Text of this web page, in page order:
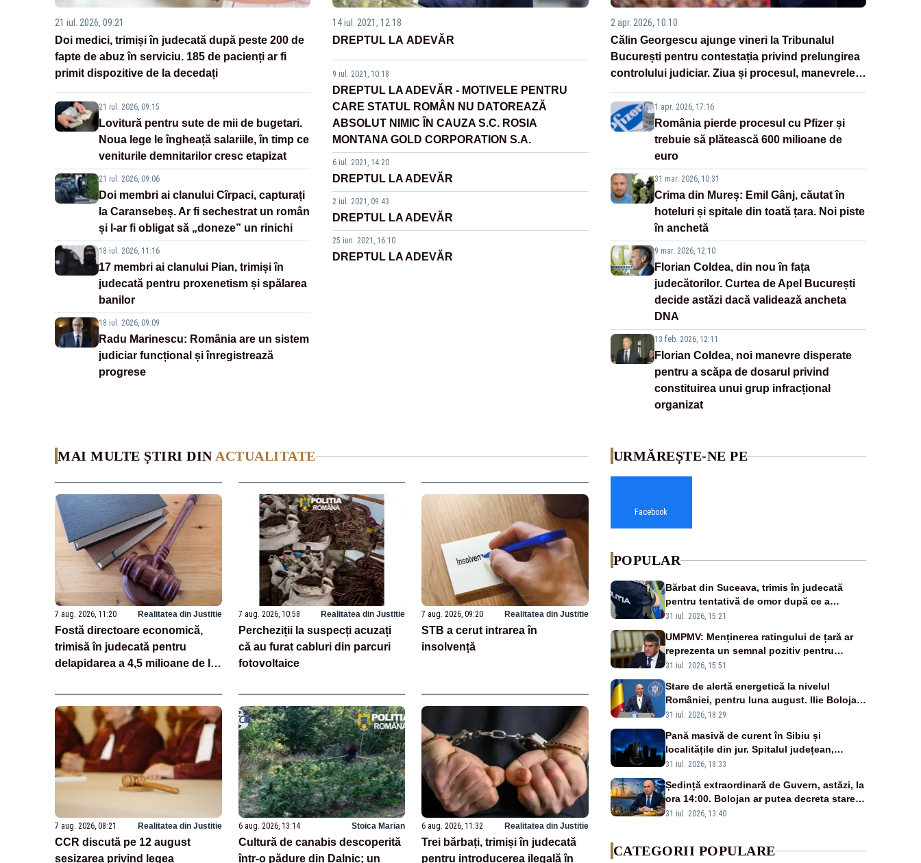
21 iul. 2026, 09:21
Doi medici, trimiși în judecată după peste 200 de
fapte de abuz în serviciu. 185 de pacienți ar fi
primit dispozitive de la decedați
21 iul. 2026, 09:15
Lovitură pentru sute de mii de bugetari.
Noua lege le îngheață salariile, în timp ce
veniturile demnitarilor cresc etapizat
21 iul. 2026, 09:06
Doi membri ai clanului Cîrpaci, capturați
la Caransebeș. Ar fi sechestrat un român
și l-ar fi obligat să „doneze” un rinichi
18 iul. 2026, 11:16
17 membri ai clanului Pian, trimiși în
judecată pentru proxenetism și spălarea
banilor
18 iul. 2026, 09:09
Radu Marinescu: România are un sistem
judiciar funcțional și înregistrează
progrese
14 iul. 2021, 12:18
DREPTUL LA ADEVĂR
9 iul. 2021, 10:18
DREPTUL LA ADEVĂR - MOTIVELE PENTRU
CARE STATUL ROMÂN NU DATOREAZĂ
ABSOLUT NIMIC ÎN CAUZA S.C. ROSIA
MONTANA GOLD CORPORATION S.A.
6 iul. 2021, 14:20
DREPTUL LA ADEVĂR
2 iul. 2021, 09:43
DREPTUL LA ADEVĂR
25 iun. 2021, 16:10
DREPTUL LA ADEVĂR
2 apr. 2026, 10:10
Călin Georgescu ajunge vineri la Tribunalul
București pentru contestația privind prelungirea
controlului judiciar. Ziua și procesul, manevrele
1 apr. 2026, 17:16
România pierde procesul cu Pfizer și
trebuie să plătească 600 milioane de
euro
31 mar. 2026, 10:31
Crima din Mureș: Emil Gânj, căutat în
hoteluri și spitale din toată țara. Noi piste
în anchetă
9 mar. 2026, 12:10
Florian Coldea, din nou în fața
judecătorilor. Curtea de Apel București
decide astăzi dacă validează ancheta
DNA
13 feb. 2026, 12:11
Florian Coldea, noi manevre disperate
pentru a scăpa de dosarul privind
constituirea unui grup infracțional
organizat
MAI MULTE ȘTIRI DIN ACTUALITATE
7 aug. 2026, 11:20 Realitatea din Justitie
Fostă directoare economică,
trimisă în judecată pentru
delapidarea a 4,5 milioane de lei
7 aug. 2026, 10:58 Realitatea din Justitie
Percheziții la suspecți acuzați
că au furat cabluri din parcuri
fotovoltaice
7 aug. 2026, 09:20 Realitatea din Justitie
STB a cerut intrarea în
insolvență
7 aug. 2026, 08:21 Realitatea din Justitie
CCR discută pe 12 august
sesizarea privind legea
6 aug. 2026, 13:14 Stoica Marian
Cultură de canabis descoperită
într-o pădure din Dalnic; un
6 aug. 2026, 11:32 Realitatea din Justitie
Trei bărbați, trimiși în judecată
pentru introducerea ilegală în
URMĂREȘTE-NE PE
Facebook
POPULAR
Bărbat din Suceava, trimis în judecată
pentru tentativă de omor după ce a
înjunghiat un tânăr în urma unui conflict
31 iul. 2026, 15:21
UMPMV: Menținerea ratingului de țară ar
reprezenta un semnal pozitiv pentru
România. Autoritățile trebuie să continue
financiare
31 iul. 2026, 15:51
Stare de alertă energetică la nivelul
României, pentru luna august. Ilie Bolojan
a anunțat importuri și posibile restricții –
31 iul. 2026, 18:29
Pană masivă de curent în Sibiu și
localitățile din jur. Spitalul județean,
semafoarele, rețelele de telefonie, grav
31 iul. 2026, 18:33
Ședință extraordinară de Guvern, astăzi, la
ora 14:00. Bolojan ar putea decreta stare
de urgență energetică
31 iul. 2026, 13:40
CATEGORII POPULARE